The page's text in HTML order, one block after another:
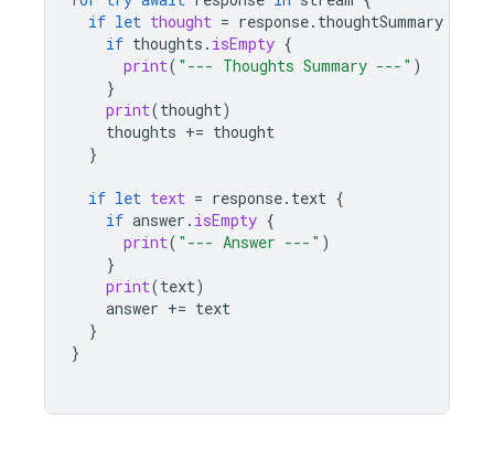
if let thought = response. thoughtSummary
if thoughts . isEmpty {
print( "--- Thoughts Summary ---" )
}
print(thought)
thoughts += thought
}
if let text = response. text {
if answer . isEmpty {
print( "--- Answer ---" )
}
print(text)
answer += text
}
}